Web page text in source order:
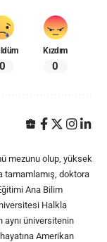
0
Kızdım
0
mezunu olup, yüksek
tamamlamış, doktora
Ana Bilim
Halkla
aynı üniversitenin
Amerikan